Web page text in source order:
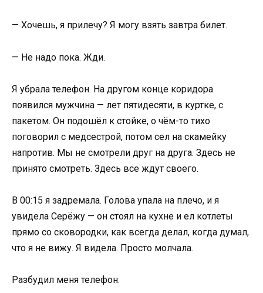
— Хочешь, я прилечу? Я могу взять завтра билет.
— Не надо пока. Жди.
Я убрала телефон. На другом конце коридора
появился мужчина — лет пятидесяти, в куртке, с
пакетом. Он подошёл к стойке, о чём-то тихо
поговорил с медсестрой, потом сел на скамейку
напротив. Мы не смотрели друг на друга. Здесь не
принято смотреть. Здесь все ждут своего.
В 00:15 я задремала. Голова упала на плечо, и я
увидела Серёжу — он стоял на кухне и ел котлеты
прямо со сковородки, как всегда делал, когда думал,
что я не вижу. Я видела. Просто молчала.
Разбудил меня телефон.